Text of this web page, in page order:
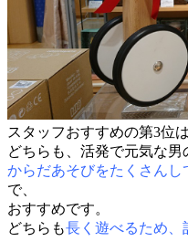
スタッフおすすめの第3位
どちらも、活発で元気な男
からだあそびをたくさん
で、
おすすめです。
どちらも長く遊べるため、